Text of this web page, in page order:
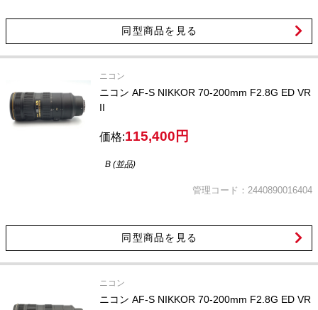
同型商品を見る
ニコン
ニコン AF-S NIKKOR 70-200mm F2.8G ED VR
II
価格:115,400円
B (並品)
管理コード：2440890016404
同型商品を見る
ニコン
ニコン AF-S NIKKOR 70-200mm F2.8G ED VR